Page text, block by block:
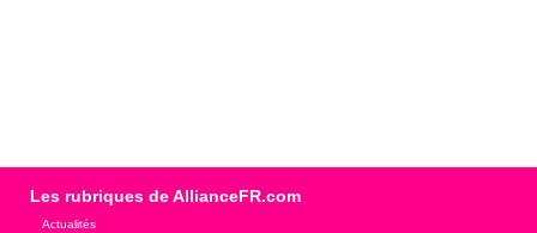
Les rubriques de AllianceFR.com
Actualités